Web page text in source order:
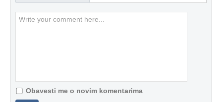
Obavesti me o novim komentarima